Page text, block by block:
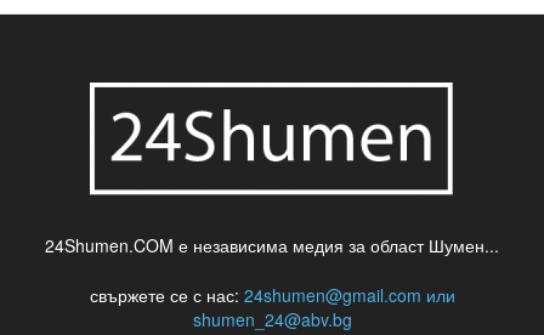
24Shumen.COM е независима медия за област Шумен...
свържете се с нас: 24shumen@gmail.com или
shumen_24@abv.bg